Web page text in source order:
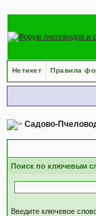
Нетикет Правила
Садово-
Поиск по ключевым
Введите ключевое